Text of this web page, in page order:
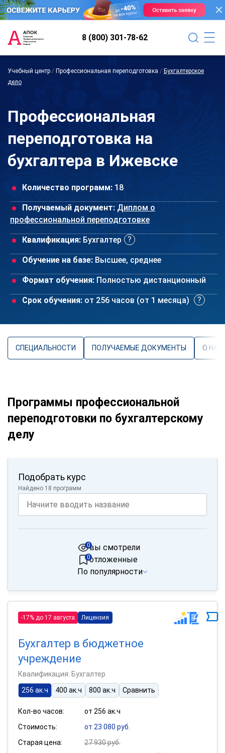
8 (800) 301-78-62
Учебный центр / Профессиональная переподготовка / Бухгалтерское
дело
Профессиональная
переподготовка на
бухгалтера в Ижевске
Количество программ: 18
Получаемый документ: Диплом о
профессиональной переподготовке
Квалификация: Бухгалтер
Обучение на базе: Высшее, среднее
Формат обучения: Полностью дистанционный
Срок обучения: от 256 часов (от 1 месяца)
СПЕЦИАЛЬНОСТИ ПОЛУЧАЕМЫЕ ДОКУМЕНТЫ О
Программы профессиональной
переподготовки по бухгалтерскому
делу
Подобрать курс
Найдено 18 программ
вы смотрели
0
отложенные
0
По популярности
-17% до 17 августа Лицензия
Бухгалтер в бюджетное
учреждение
Квалификация: Бухгалтер
256 ак.ч
400 ак.ч 800 ак.ч Сравнить
Кол-во часов:
от 256 ак.ч
Стоимость:
от 23 080 руб.
Старая цена:
27 930 руб.